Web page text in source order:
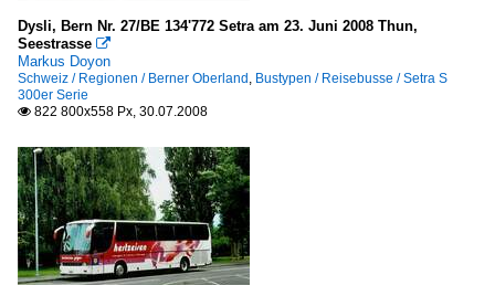
Hannover
Städte J - L
Karlsruhe
Koblenz
Köln
Lehrte
Dysli, Bern Nr. 27/BE 134'772 Setra am 23. Juni 2008 Thun,
Seestrasse 
Markus Doyon
Schweiz / Regionen / Berner Oberland , Bustypen / Reisebusse / Setra S
300er Serie
 822 800x558 Px, 30.07.2008